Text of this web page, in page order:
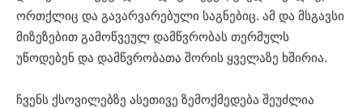
ორთქლიც და გავარვარებული საგნებიც. ამ და მსგავსი
მიზეზებით გამოწვეულ დამწვრობას თერმულს
უწოდებენ და დამწვრობათა შორის ყველაზე ხშირია.
ჩვენს ქსოვილებზე ასეთივე ზემოქმედება შეუძლია